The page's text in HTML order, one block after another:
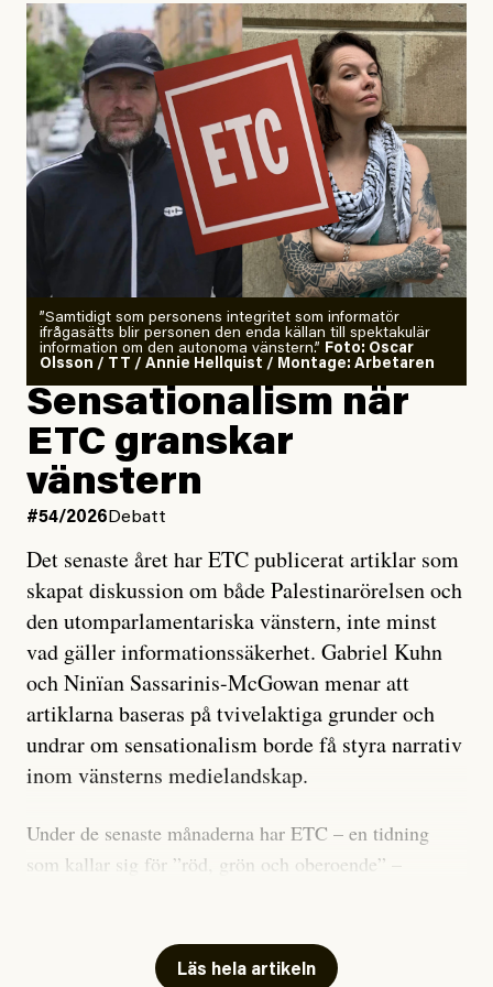
”Samtidigt som personens integritet som informatör
ifrågasätts blir personen den enda källan till spektakulär
information om den autonoma vänstern.” Foto: Oscar
Olsson / TT / Annie Hellquist / Montage: Arbetaren
Sensationalism när
ETC granskar
vänstern
#54/2026 Debatt
Det senaste året har ETC publicerat artiklar som
skapat diskussion om både Palestinarörelsen och
den utomparlamentariska vänstern, inte minst
vad gäller informationssäkerhet. Gabriel Kuhn
och Ninïan Sassarinis-McGowan menar att
artiklarna baseras på tvivelaktiga grunder och
undrar om sensationalism borde få styra narrativ
inom vänsterns medielandskap.
Under de senaste månaderna har ETC – en tidning
som kallar sig för ”röd, grön och oberoende” –
skriver för? Vad betyder det att vara en ”röd, grön och
Läs hela artikeln